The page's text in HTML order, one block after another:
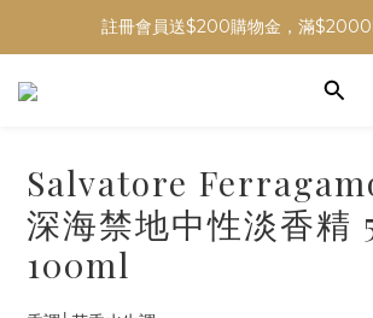
註冊會員送$200購物金，滿$2000
Salvatore
深海禁地中性淡香精
100ml